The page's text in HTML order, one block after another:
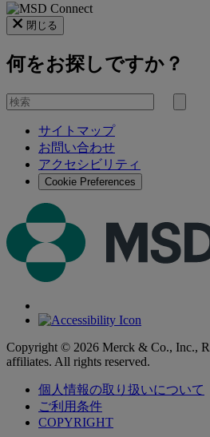
閉じる
何をお探しですか？
を
検
サイトマップ
お問い合わせ
アクセシビリティ
Cookie Preferences
Copyright © 2026 Merck & Co., Inc.,
affiliates. All rights reserved.
個人情報の取り扱いについて
ご利用条件
COPYRIGHT